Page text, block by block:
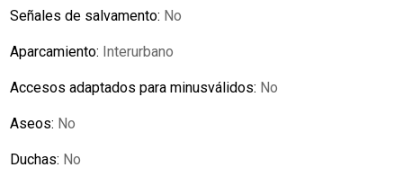
Señales de salvamento: No
Aparcamiento: Interurbano
Accesos adaptados para minusválidos: No
Aseos: No
Duchas: No